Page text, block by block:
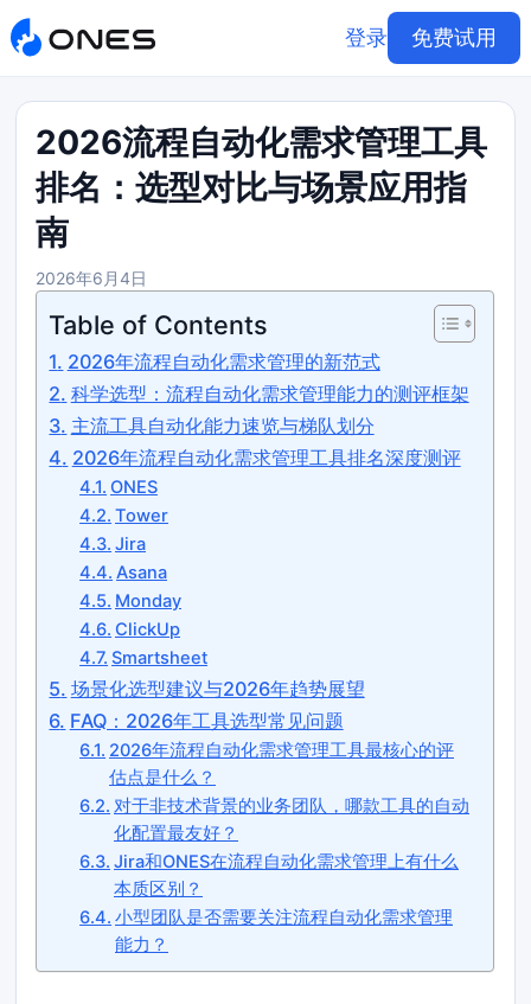
登录 免费试用
2026流程自动化需求管理工具
排名：选型对比与场景应用指
南
2026年6月4日
Table of Contents
2026年流程自动化需求管理的新范式
科学选型：流程自动化需求管理能力的测评框架
主流工具自动化能力速览与梯队划分
2026年流程自动化需求管理工具排名深度测评
ONES
Tower
Jira
Asana
Monday
ClickUp
Smartsheet
场景化选型建议与2026年趋势展望
FAQ：2026年工具选型常见问题
2026年流程自动化需求管理工具最核心的评
估点是什么？
对于非技术背景的业务团队，哪款工具的自动
化配置最友好？
Jira和ONES在流程自动化需求管理上有什么
本质区别？
小型团队是否需要关注流程自动化需求管理
能力？